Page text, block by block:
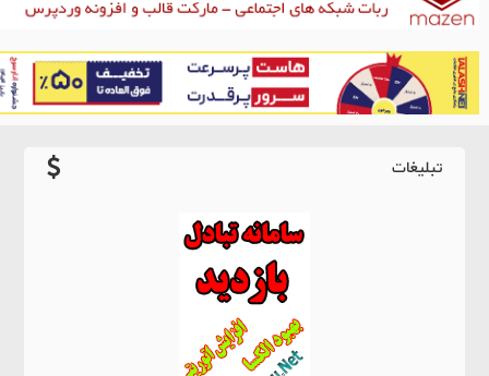
تبلیغات